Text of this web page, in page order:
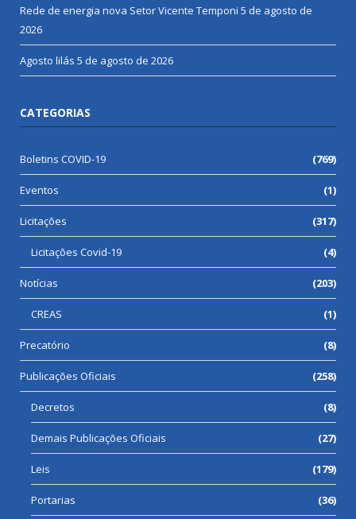
Rede de energia nova Setor Vicente Temponi 5 de agosto de
2026
Agosto lilás 5 de agosto de 2026
CATEGORIAS
Boletins COVID-19 (769)
Eventos (1)
Licitações (317)
Licitações Covid-19 (4)
Notícias (203)
CREAS (1)
Precatório (8)
Publicações Oficiais (258)
Decretos (8)
Demais Publicações Oficiais (27)
Leis (179)
Portarias (36)